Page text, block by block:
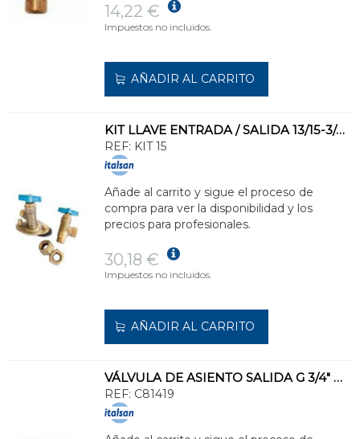
14,22 €
Impuestos no incluidos.
AÑADIR AL CARRITO
KIT LLAVE ENTRADA / SALIDA 13/15-3/4-3/4
REF: KIT 15
Añade al carrito y sigue el proceso de
compra para ver la disponibilidad y los
precios para profesionales.
30,18 €
Impuestos no incluidos.
AÑADIR AL CARRITO
VÁLVULA DE ASIENTO SALIDA G 3/4" M G 3/4" 13/15mm DE CONEXIÓN ROSCADA
REF: C81419